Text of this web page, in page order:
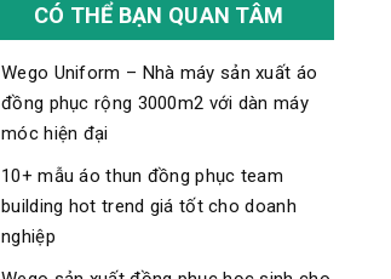
CÓ THỂ BẠN QUAN TÂM
Wego Uniform – Nhà máy sản xuất áo
đồng phục rộng 3000m2 với dàn máy
móc hiện đại
10+ mẫu áo thun đồng phục team
building hot trend giá tốt cho doanh
nghiệp